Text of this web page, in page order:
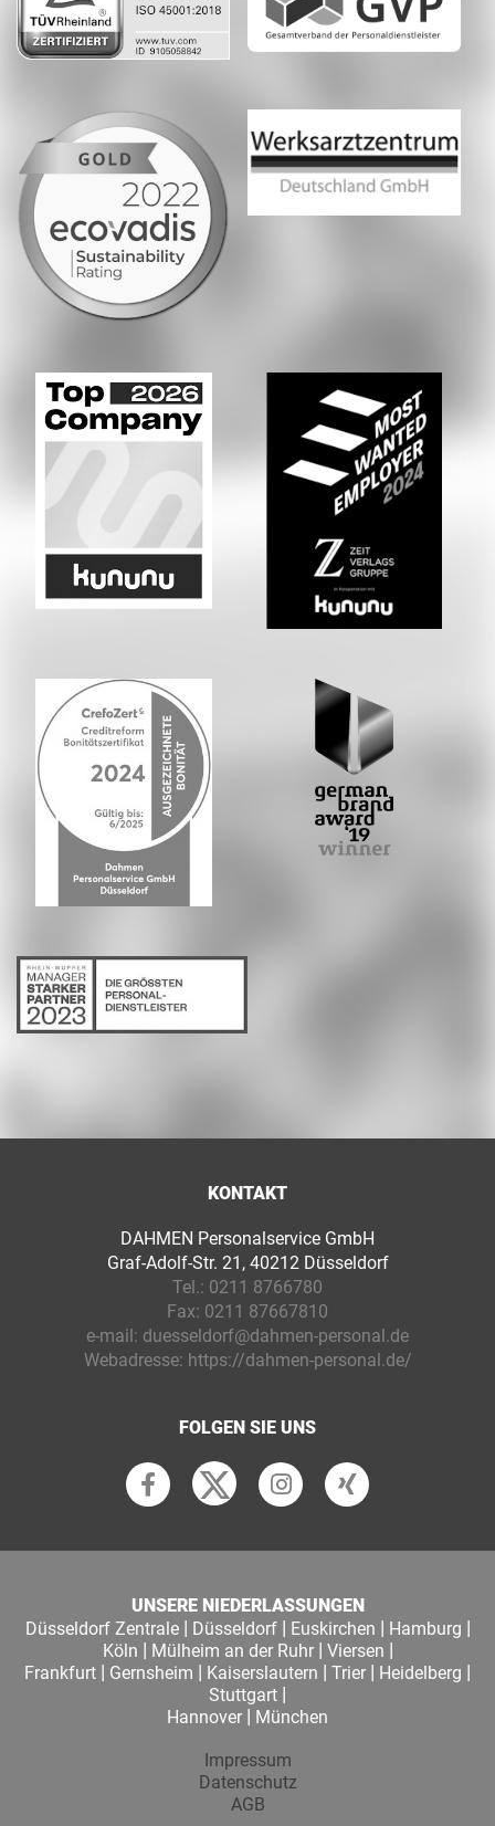
KONTAKT
DAHMEN Personalservice GmbH
Graf-Adolf-Str. 21, 40212 Düsseldorf
Tel.: 0211 8766780
Fax: 0211 87667810
e-mail: duesseldorf@dahmen-personal.de
Webadresse: https://dahmen-personal.de/
FOLGEN SIE UNS
UNSERE NIEDERLASSUNGEN
Düsseldorf Zentrale| Düsseldorf| Euskirchen | Hamburg |
Köln | Mülheim an der Ruhr| Viersen |
Frankfurt | Gernsheim | Kaiserslautern | Trier | Heidelberg |
Stuttgart |
Hannover | München
Impressum
Datenschutz
AGB